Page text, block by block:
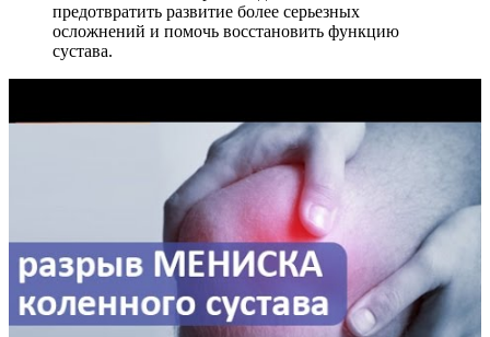
предотвратить развитие более серьезных
осложнений и помочь восстановить функцию
сустава.